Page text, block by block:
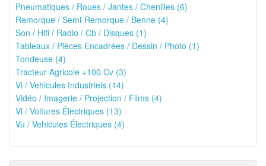
Pneumatiques / Roues / Jantes / Chenilles (6)
Remorque / Semi-Remorque / Benne (4)
Son / Hifi / Radio / Cb / Disques (1)
Tableaux / Pièces Encadrées / Dessin / Photo (1)
Tondeuse (4)
Tracteur Agricole +100 Cv (3)
Vi / Vehicules Industriels (14)
Vidéo / Imagerie / Projection / Films (4)
Vl / Voitures Électriques (13)
Vu / Vehicules Électriques (4)